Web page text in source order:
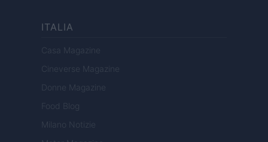
ITALIA
Casa Magazine
Cineverse Magazine
Donne Magazine
Food Blog
Milano Notizie